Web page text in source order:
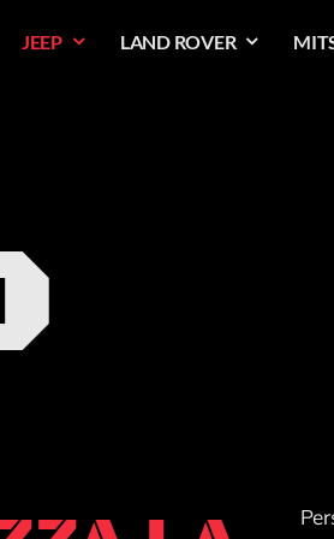
JEEP LAND ROVER